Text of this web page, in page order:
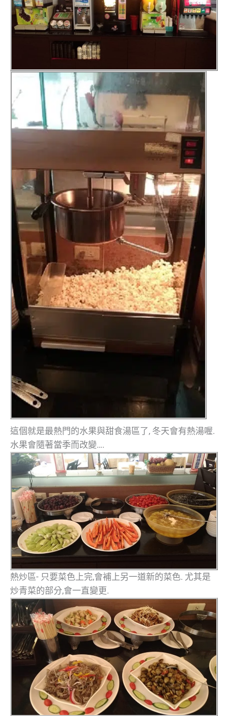
這個就是最熱門的水果與甜食湯區了, 冬天會有熱湯喔.
水果會隨著當季而改變….
熱炒區- 只要菜色上完,會補上另一道新的菜色. 尤其是
炒青菜的部分,會一直變更.